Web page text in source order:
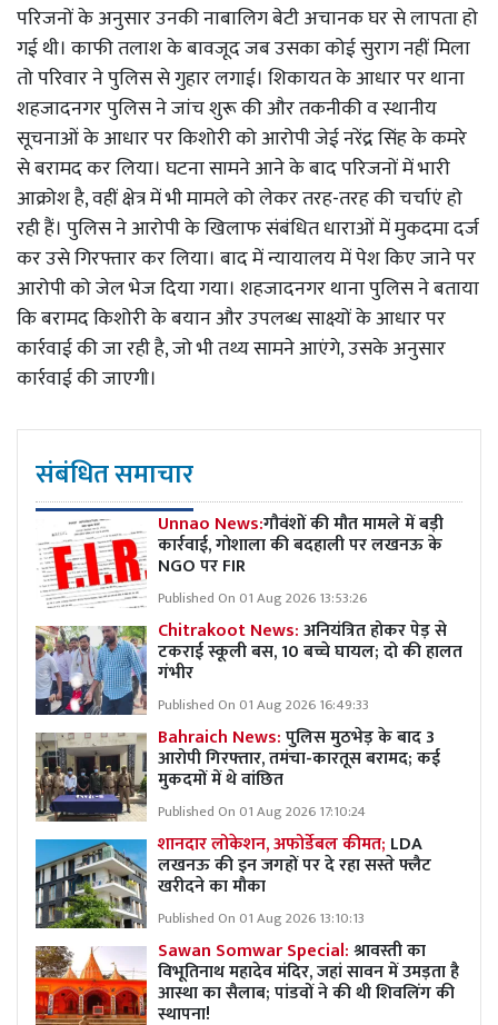
परिजनों के अनुसार उनकी नाबालिग बेटी अचानक घर से लापता हो
गई थी। काफी तलाश के बावजूद जब उसका कोई सुराग नहीं मिला
तो परिवार ने पुलिस से गुहार लगाई। शिकायत के आधार पर थाना
शहजादनगर पुलिस ने जांच शुरू की और तकनीकी व स्थानीय
सूचनाओं के आधार पर किशोरी को आरोपी जेई नरेंद्र सिंह के कमरे
से बरामद कर लिया। घटना सामने आने के बाद परिजनों में भारी
आक्रोश है, वहीं क्षेत्र में भी मामले को लेकर तरह-तरह की चर्चाएं हो
रही हैं। पुलिस ने आरोपी के खिलाफ संबंधित धाराओं में मुकदमा दर्ज
कर उसे गिरफ्तार कर लिया। बाद में न्यायालय में पेश किए जाने पर
आरोपी को जेल भेज दिया गया। शहजादनगर थाना पुलिस ने बताया
कि बरामद किशोरी के बयान और उपलब्ध साक्ष्यों के आधार पर
कार्रवाई की जा रही है, जो भी तथ्य सामने आएंगे, उसके अनुसार
कार्रवाई की जाएगी।
संबंधित समाचार
Unnao News:गौवंशों की मौत मामले में बड़ी
कार्रवाई, गोशाला की बदहाली पर लखनऊ के
NGO पर FIR
Published On 01 Aug 2026 13:53:26
Chitrakoot News:अनियंत्रित होकर पेड़ से
टकराई स्कूली बस, 10 बच्चे घायल; दो की हालत
गंभीर
Published On 01 Aug 2026 16:49:33
Bahraich News:पुलिस मुठभेड़ के बाद 3
आरोपी गिरफ्तार, तमंचा-कारतूस बरामद; कई
मुकदमों में थे वांछित
Published On 01 Aug 2026 17:10:24
शानदार लोकेशन, अफोर्डेबल कीमत; LDA
लखनऊ की इन जगहों पर दे रहा सस्ते फ्लैट
खरीदने का मौका
Published On 01 Aug 2026 13:10:13
Sawan Somwar Special:श्रावस्ती का
विभूतिनाथ महादेव मंदिर, जहां सावन में उमड़ता है
आस्था का सैलाब; पांडवों ने की थी शिवलिंग की
स्थापना!